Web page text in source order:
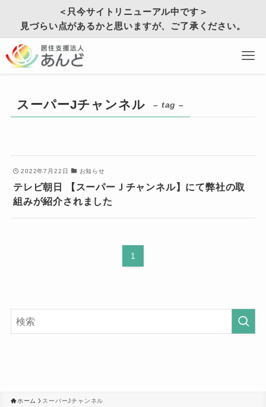
＜只今サイトリニューアル中です＞
見づらい点があるかと思いますが、ご了承ください。
スーパーJチャンネル – tag –
2022年7月22日 お知らせ
テレビ朝日 【スーパーＪチャンネル】にて弊社の取
組みが紹介されました
1
ホーム スーパーJチャンネル